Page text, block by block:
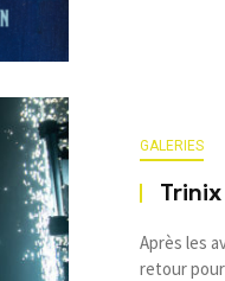
GALERIES
Après les
retour pour